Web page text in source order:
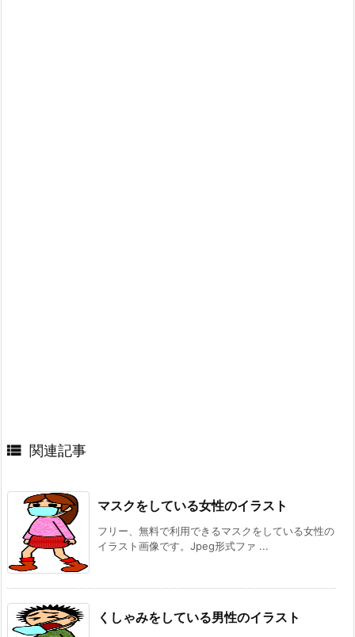
 関連記事
マスクをしている女性のイラスト
フリー、無料で利用できるマスクをしている女性の
イラスト画像です。Jpeg形式ファ ...
くしゃみをしている男性のイラスト